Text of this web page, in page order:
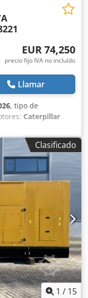
EUR 74,250
precio fijo IVA no incluído
Llamar
, tipo de
Caterpillar
vacío: 3886 kg
Hwopfx Amvef
x 163 x 236 cm
EXW Capacidad
CN Para
contacto con el
adicionales = -
- Cisterna
Clasificado
1 / 15